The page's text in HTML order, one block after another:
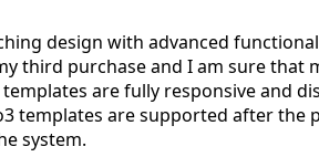
design with advanced
third purchase and I am sure that
are fully responsive and
templates are supported after the
system.